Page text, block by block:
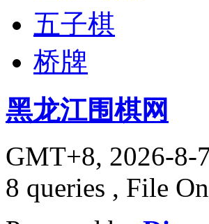
五子棋
桥牌
黑龙江围棋网
GMT+8, 2026-8-
8 queries , File